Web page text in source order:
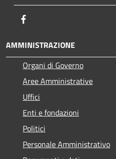
AMMINISTRAZIONE
Organi di Governo
Aree Amministrative
Uffici
Enti e fondazioni
Politici
Personale Amministrativo